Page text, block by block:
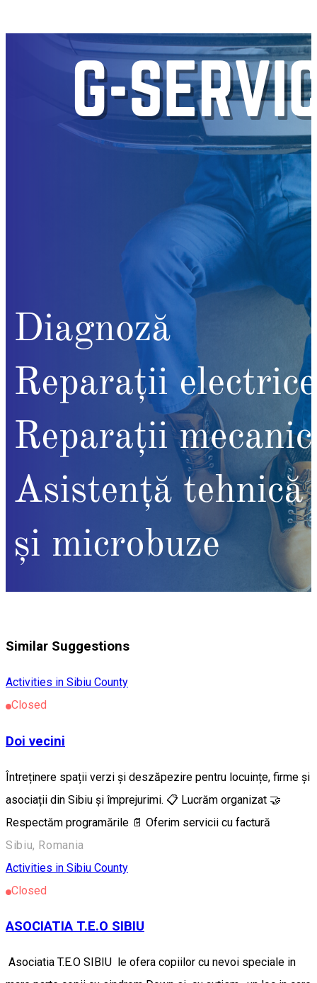
Similar Suggestions
Activities in Sibiu County
Closed
Doi vecini
Întreținere spații verzi și deszăpezire pentru locuințe, firme și
asociații din Sibiu și împrejurimi. 📋 Lucrăm organizat 🤝
Respectăm programările 📄 Oferim servicii cu factură
Sibiu, Romania
Activities in Sibiu County
Closed
ASOCIATIA T.E.O SIBIU
Asociatia T.E.O SIBIU le ofera copiilor cu nevoi speciale in